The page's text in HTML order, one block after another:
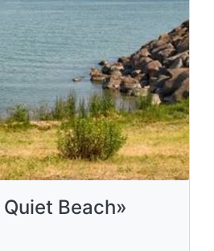
Beach»